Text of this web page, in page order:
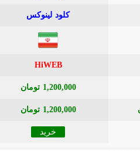
HiWEB
1,200,000 تومان
1,200,000 تومان
خرید